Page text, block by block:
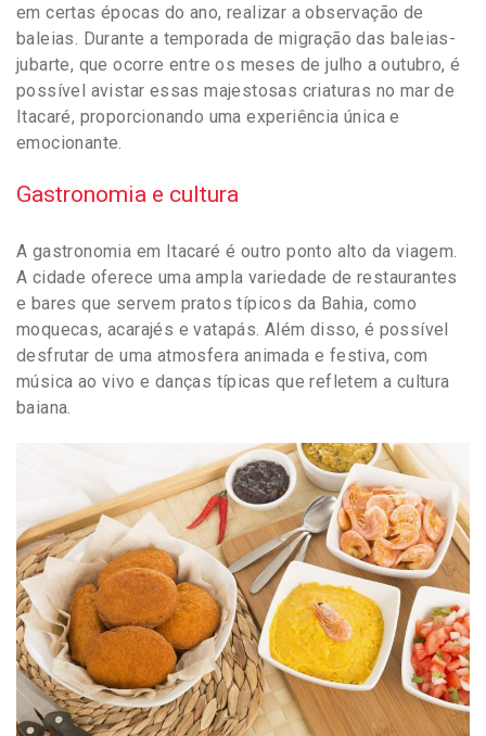
em certas épocas do ano, realizar a observação de
baleias. Durante a temporada de migração das baleias-
jubarte, que ocorre entre os meses de julho a outubro, é
possível avistar essas majestosas criaturas no mar de
Itacaré, proporcionando uma experiência única e
emocionante.
Gastronomia e cultura
A gastronomia em Itacaré é outro ponto alto da viagem.
A cidade oferece uma ampla variedade de restaurantes
e bares que servem pratos típicos da Bahia, como
moquecas, acarajés e vatapás. Além disso, é possível
desfrutar de uma atmosfera animada e festiva, com
música ao vivo e danças típicas que refletem a cultura
baiana.